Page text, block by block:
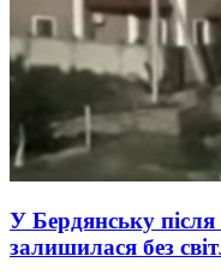
У Бердянську після
залишилася без